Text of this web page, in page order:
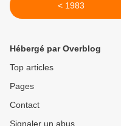
< 1983
Hébergé par Overblog
Top articles
Pages
Contact
Signaler un abus